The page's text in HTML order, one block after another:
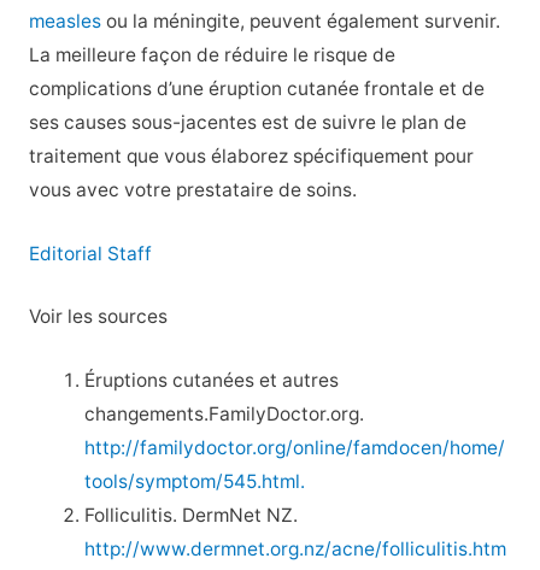
measlesou la méningite, peuvent également survenir.
La meilleure façon de réduire le risque de
complications d’une éruption cutanée frontale et de
ses causes sous-jacentes est de suivre le plan de
traitement que vous élaborez spécifiquement pour
vous avec votre prestataire de soins.
Editorial Staff
Voir les sources
Éruptions cutanées et autres
changements.FamilyDoctor.org.
http://familydoctor.org/online/famdocen/home/
tools/symptom/545.html.
Folliculitis. DermNet NZ.
http://www.dermnet.org.nz/acne/folliculitis.htm